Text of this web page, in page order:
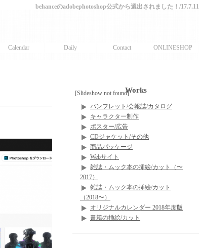
behanceのadobephotoshop公式から選出されました！/17.7.11
Calendar Daily Contact ONLINESHOP
[Slideshow not found]Works
パンフレット/会報誌/カタログ
キャラクター制作
ポスター/広告
CDジャケット/その他
商品パッケージ
Webサイト
雑誌・ムック本の挿絵/カット（〜
2017）
雑誌・ムック本の挿絵/カット
（2018〜）
オリジナルカレンダー 2018年度版
書籍の挿絵/カット